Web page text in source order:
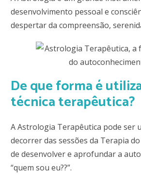
desenvolvimento pessoal e
despertar da compreensão,
De que forma é
técnica terapêutica?
A Astrologia Terapêutica pode ser
decorrer das sessões da Terapia
de desenvolver e aprofundar a
“quem sou eu??”.